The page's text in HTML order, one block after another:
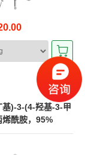
基)-3-(4-羟基-3-甲
酰胺，95%